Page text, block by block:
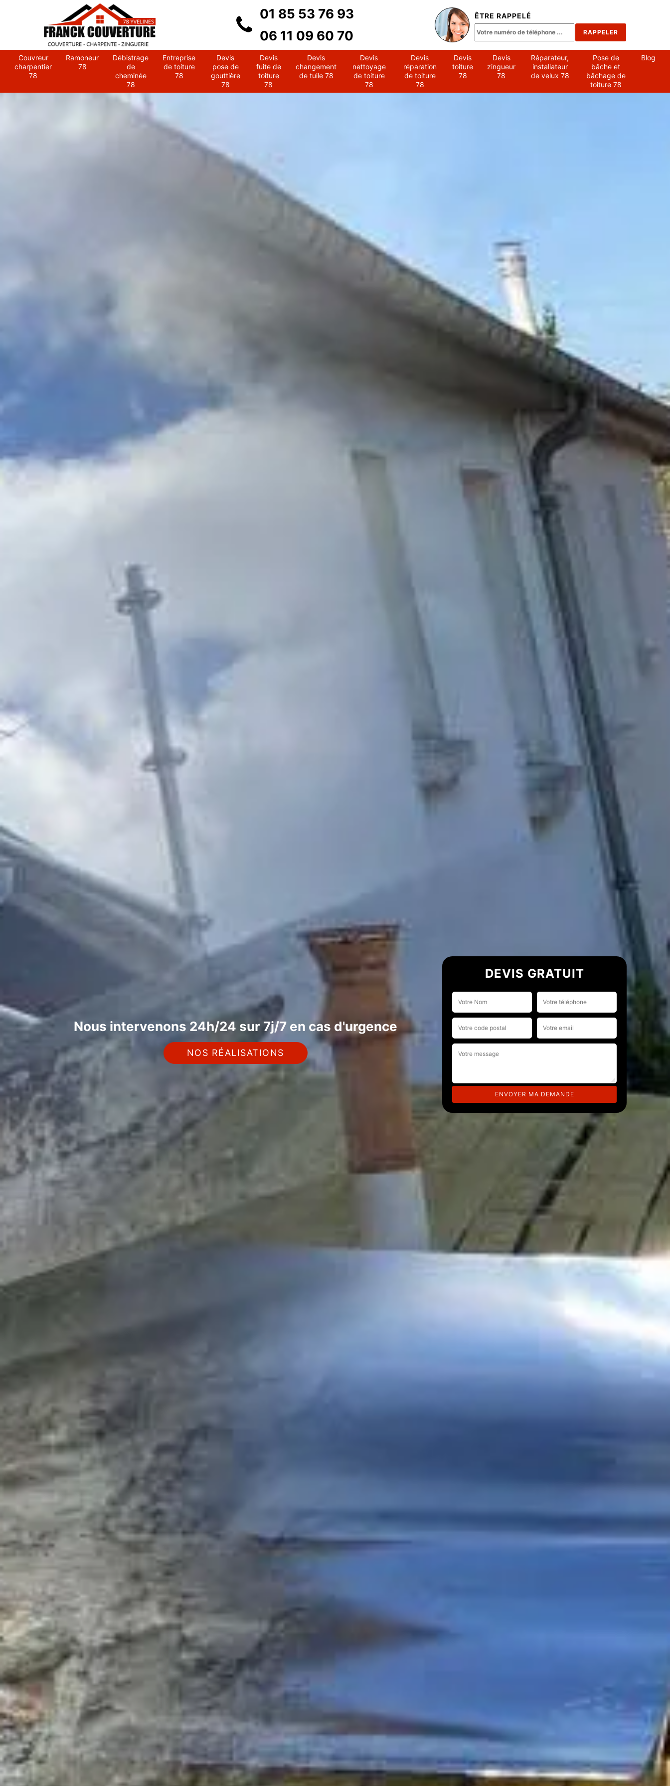
01 85 53 76 93
06 11 09 60 70
ÊTRE RAPPELÉ
Couvreur
charpentier
78
Ramoneur
78
Débistrage
de
cheminée
78
Entreprise
de toiture
78
Devis
pose de
gouttière
78
Devis
fuite de
toiture
78
Devis
changement
de tuile 78
Devis
nettoyage
de toiture
78
Devis
réparation
de toiture
78
Devis
toiture
78
Devis
zingueur
78
Réparateur,
installateur
de velux 78
Pose de
bâche et
bâchage de
toiture 78
Blog
Nous intervenons 24h/24 sur 7j/7 en cas d'urgence
NOS RÉALISATIONS
DEVIS GRATUIT